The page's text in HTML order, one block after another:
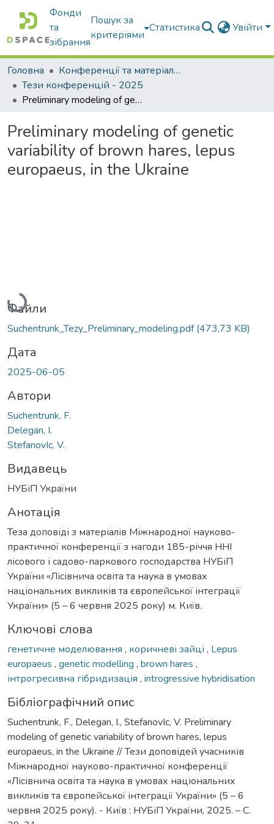
Фонди
та
зібрання
Пошук за
критеріями
Статистика Увійти
Головна
Конференції та матеріали конференцій
Тези конференцій - 2025
Preliminary modeling of genetic variability of brown hares, lepus europaeus, in the Ukraine
Preliminary modeling of genetic
variability of brown hares, lepus
europaeus, in the Ukraine
Вантажиться...
Файли
Suchentrunk_Tezy_Preliminary_modeling.pdf(473,73 KB)
Дата
2025-06-05
Автори
Suchentrunk, F.
Delegan, I.
StefanovIc, V.
Видавець
НУБіП України
Анотація
Теза доповіді з матеріалів Міжнародної науково-
практичної конференції з нагоди 185-річчя ННІ
лісового і садово-паркового господарства НУБіП
України «Лісівнича освіта та наука в умовах
національних викликів та європейської інтеграції
України» (5 – 6 червня 2025 року) м. Київ.
Ключові слова
генетичне моделювання , коричневі зайці , Lepus
europaeus , genetic modelling , brown hares ,
інтрогресивна гібридизація , introgressive hybridisation
Бібліографічний опис
Suchentrunk, F., Delegan, I., StefanovIc, V. Preliminary
modeling of genetic variability of brown hares, lepus
europaeus, in the Ukraine // Тези доповідей учасників
Міжнародної науково-практичної конференції
«Лісівнича освіта та наука в умовах національних
викликів та європейської інтеграції України» (5 – 6
червня 2025 року). - Київ : НУБіП України, 2025. – С.